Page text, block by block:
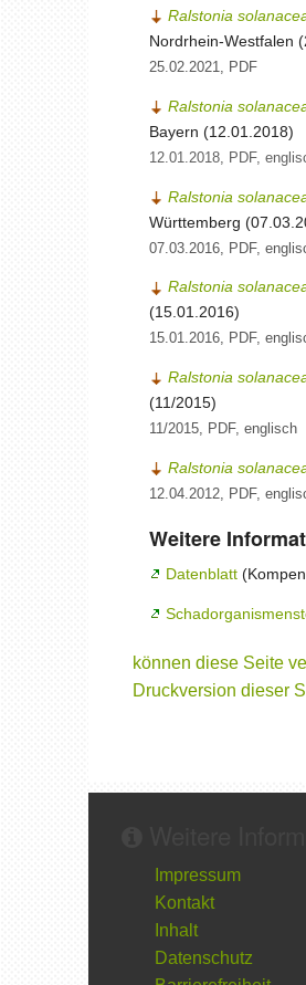
Ralstonia
Nordrhein-Westfalen
25.02.2021, PDF
Ralstonia
Bayern (12.01.2018)
12.01.2018, PDF,
Ralstonia
Württemberg
07.03.2016, PDF,
Ralstonia
(15.01.2016)
15.01.2016, PDF,
Ralstonia
(11/2015)
11/2015, PDF, englisch
Ralstonia
12.04.2012, PDF,
Weitere
Datenblatt
können diese Seite
Druckversion dieser
Impressum
Kontakt
Inhalt
Datenschutz